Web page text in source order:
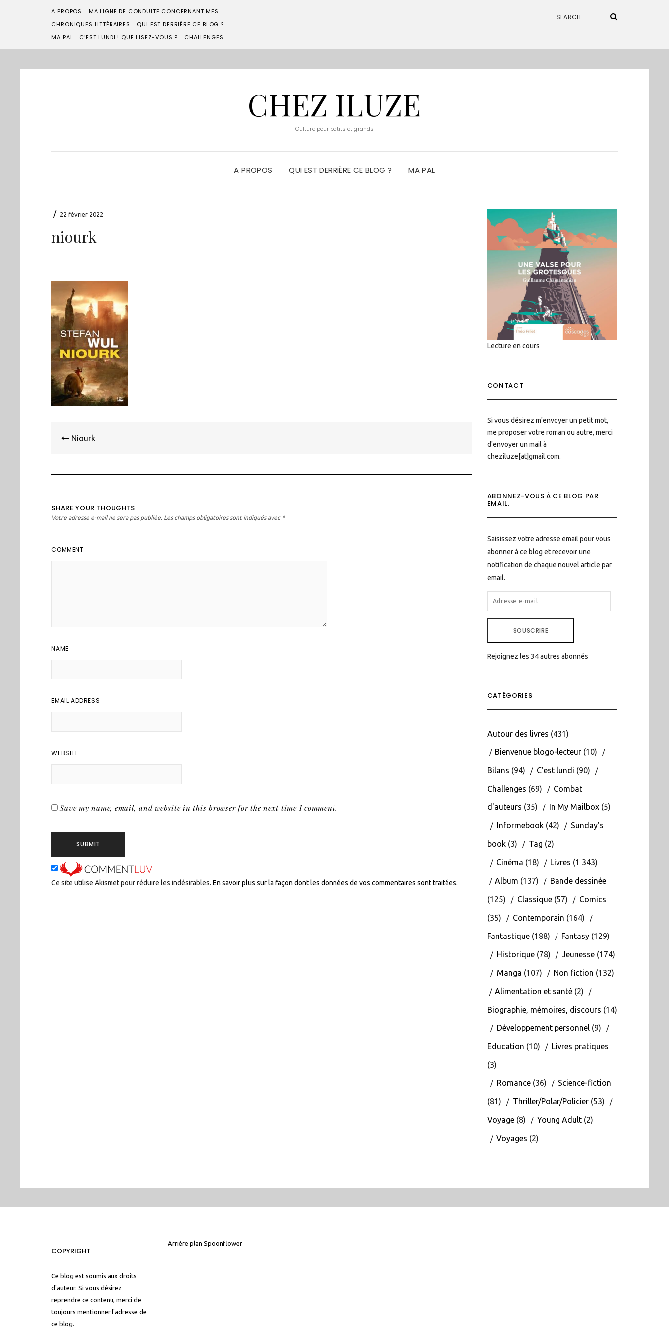
A PROPOS
MA LIGNE DE CONDUITE CONCERNANT MES
CHRONIQUES LITTÉRAIRES
QUI EST DERRIÈRE CE BLOG ?
MA PAL
C’EST LUNDI ! QUE LISEZ-VOUS ? CHALLENGES
CHEZ ILUZE
Culture pour petits et grands
A PROPOS QUI EST DERRIÈRE CE BLOG ? MA PAL
/ 22 février 2022
niourk
de
Niourk
SHARE YOUR THOUGHTS
Votre adresse e-mail ne sera pas publiée. Les champs obligatoires sont indiqués avec *
COMMENT
NAME
EMAIL ADDRESS
WEBSITE
Save my name, email, and website in this browser for the next time I comment.
Ce site utilise Akismet pour réduire les indésirables.En savoir plus sur la façon dont les données de vos commentaires sont traitées.
Lecture en cours
CONTACT
Si vous désirez m'envoyer un petit mot,
me proposer votre roman ou autre, merci
d'envoyer un mail à
cheziluze[at]gmail.com.
ABONNEZ-VOUS À CE BLOG PAR
EMAIL.
Saisissez votre adresse email pour vous
abonner à ce blog et recevoir une
notification de chaque nouvel article par
email.
ADRESSE
E-
SOUSCRIRE
Rejoignez les 34 autres abonnés
CATÉGORIES
Autour des livres (431)
Bienvenue blogo-lecteur(10)
Bilans (94) C'est lundi (90)
Challenges (69) Combat
d'auteurs (35) In My Mailbox(5)
Informebook(42) Sunday's
book(3) Tag (2)
Cinéma (18) Livres (1 343)
Album (137) Bande dessinée
(125) Classique(57) Comics
(35) Contemporain (164)
Fantastique(188) Fantasy(129)
Historique(78) Jeunesse(174)
Manga (107) Non fiction (132)
Alimentation et santé(2)
Biographie, mémoires, discours (14)
Développement personnel(9)
Education (10) Livres pratiques
(3)
Romance(36) Science-fiction
(81) Thriller/Polar/Policier(53)
Voyage(8) Young Adult(2)
Voyages (2)
COPYRIGHT
Ce blog est soumis aux droits
d'auteur. Si vous désirez
reprendre ce contenu, merci de
toujours mentionner l'adresse de
ce blog.
Arrière plan Spoonflower